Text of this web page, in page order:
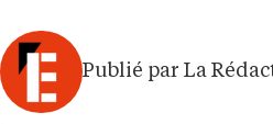
Publié par La